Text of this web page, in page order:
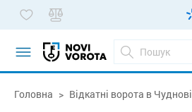
Головна Відкатні ворота в Чуднові